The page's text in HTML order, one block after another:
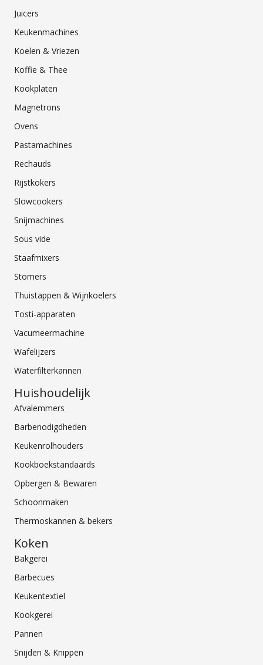
Juicers
Keukenmachines
Koelen & Vriezen
Koffie & Thee
Kookplaten
Magnetrons
Ovens
Pastamachines
Rechauds
Rijstkokers
Slowcookers
Snijmachines
Sous vide
Staafmixers
Stomers
Thuistappen & Wijnkoelers
Tosti-apparaten
Vacumeermachine
Wafelijzers
Waterfilterkannen
Huishoudelijk
Afvalemmers
Barbenodigdheden
Keukenrolhouders
Kookboekstandaards
Opbergen & Bewaren
Schoonmaken
Thermoskannen & bekers
Koken
Bakgerei
Barbecues
Keukentextiel
Kookgerei
Pannen
Snijden & Knippen